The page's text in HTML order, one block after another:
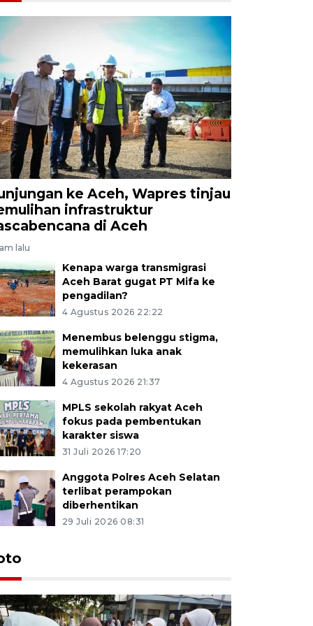
ke Aceh, Wapres tinjau
infrastruktur
di Aceh
lalu
Kenapa warga transmigrasi
Aceh Barat gugat PT Mifa ke
pengadilan?
4 Agustus 2026 22:22
Menembus belenggu stigma,
memulihkan luka anak
kekerasan
4 Agustus 2026 21:37
MPLS sekolah rakyat Aceh
fokus pada pembentukan
karakter siswa
31 Juli 2026 17:20
Anggota Polres Aceh Selatan
terlibat perampokan
diberhentikan
29 Juli 2026 08:31